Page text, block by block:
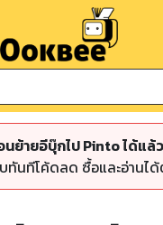
นย้ายอีบุ๊กไป Pinto ได้แล้
ทันทีโค้ดลด ซื้อและอ่านไ